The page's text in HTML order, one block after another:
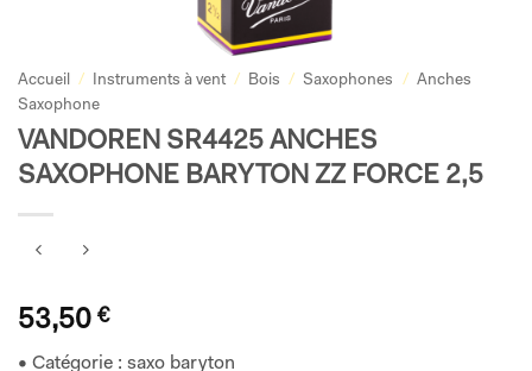
Accueil / Instruments à vent / Bois / Saxophones / Anches
Saxophone
VANDOREN SR4425 ANCHES
SAXOPHONE BARYTON ZZ FORCE 2,5
53,50 €
• Catégorie : saxo baryton